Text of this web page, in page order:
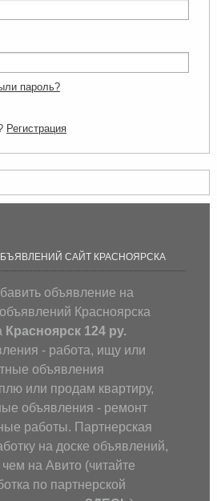
пароль?
Регистрация
САЙТ КРАСНОЯРСКА
объявление на
Красноярска
Красноярск 124 ру.
- работа, ищу или
объявления
или продам квартиру,
объявления - ремонт
работы. Партнерская
на доске объявлений,
на Авито (читайте
по партнерской